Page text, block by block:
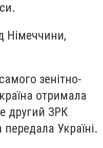
Німеччини,
зенітно-
отримала
другий ЗРК
Україні.